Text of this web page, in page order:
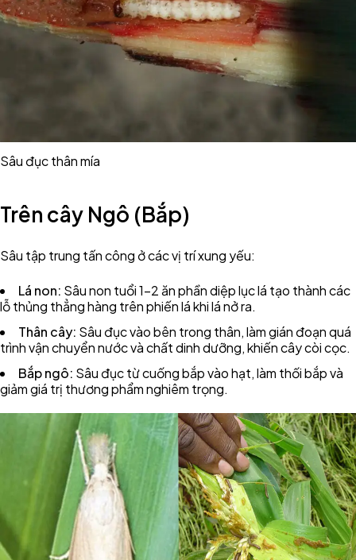
Sâu đục thân mía
Trên cây Ngô (Bắp)
Sâu tập trung tấn công ở các vị trí xung yếu:
Lá non: Sâu non tuổi 1-2 ăn phần diệp lục lá tạo thành các
lỗ thủng thẳng hàng trên phiến lá khi lá nở ra.
Thân cây: Sâu đục vào bên trong thân, làm gián đoạn quá
trình vận chuyển nước và chất dinh dưỡng, khiến cây còi cọc.
Bắp ngô: Sâu đục từ cuống bắp vào hạt, làm thối bắp và
giảm giá trị thương phẩm nghiêm trọng.